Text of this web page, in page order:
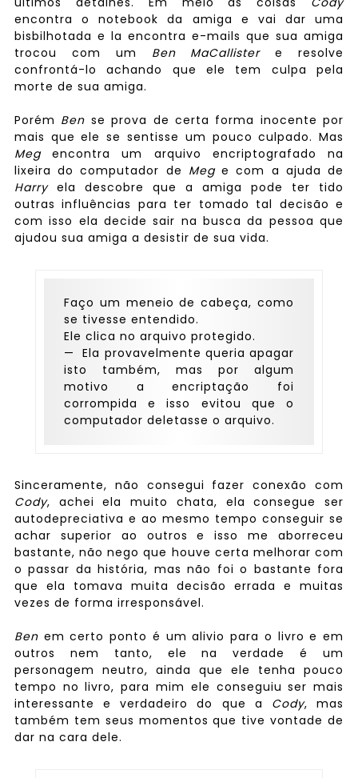
encontra o notebook da amiga e vai dar uma
bisbilhotada e la encontra e-mails que sua amiga
trocou com um Ben MaCallistere resolve
confrontá-lo achando que ele tem culpa pela
morte de sua amiga.
Porém Ben se prova de certa forma inocente por
mais que ele se sentisse um pouco culpado. Mas
Megencontra um arquivo encriptografado na
lixeira do computador de Mege com a ajuda de
Harryela descobre que a amiga pode ter tido
outras influências para ter tomado tal decisão e
com isso ela decide sair na busca da pessoa que
ajudou sua amiga a desistir de sua vida.
Faço um meneio de cabeça, como
se tivesse entendido.
Ele clica no arquivo protegido.
— Ela provavelmente queria apagar
isto também, mas por algum
motivo a encriptação foi
corrompida e isso evitou que o
computador deletasse o arquivo.
Sinceramente, não consegui fazer conexão com
Cody, achei ela muito chata, ela consegue ser
autodepreciativa e ao mesmo tempo conseguir se
achar superior ao outros e isso me aborreceu
bastante, não nego que houve certa melhorar com
o passar da história, mas não foi o bastante fora
que ela tomava muita decisão errada e muitas
vezes de forma irresponsável.
Ben em certo ponto é um alivio para o livro e em
outros nem tanto, ele na verdade é um
personagem neutro, ainda que ele tenha pouco
tempo no livro, para mim ele conseguiu ser mais
interessante e verdadeiro do que a Cody, mas
também tem seus momentos que tive vontade de
dar na cara dele.